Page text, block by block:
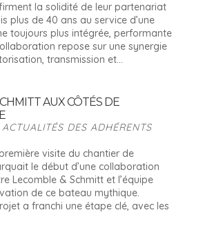
la solidité de leur partenariat
plus de 40 ans au service d’une
toujours plus intégrée, performante
repose sur une synergie
transmission et...
AUX CÔTÉS DE
ACTUALITÉS DES ADHÉRENTS
visite du chantier de
le début d’une collaboration
Lecomble & Schmitt et l’équipe
de ce bateau mythique.
a franchi une étape clé, avec les